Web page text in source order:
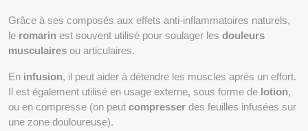
Grâce à ses composés aux effets anti-inflammatoires naturels,
le romarin est souvent utilisé pour soulager les douleurs
musculaires ou articulaires.
En infusion, il peut aider à détendre les muscles après un effort.
Il est également utilisé en usage externe, sous forme de lotion,
ou en compresse (on peut compresser des feuilles infusées sur
une zone douloureuse).